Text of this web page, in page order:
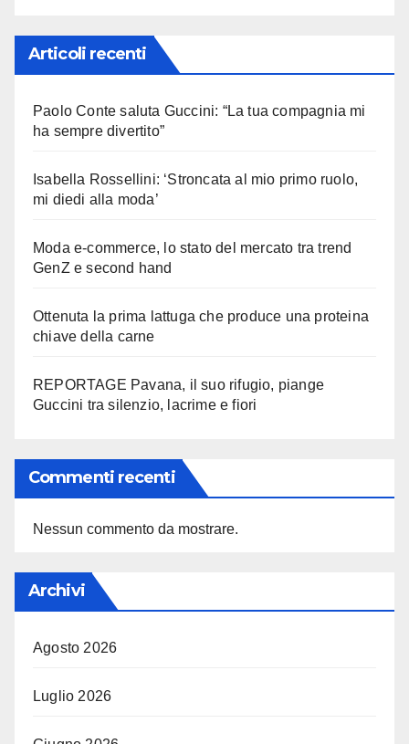
Articoli recenti
Paolo Conte saluta Guccini: “La tua compagnia mi
ha sempre divertito”
Isabella Rossellini: ‘Stroncata al mio primo ruolo,
mi diedi alla moda’
Moda e-commerce, lo stato del mercato tra trend
GenZ e second hand
Ottenuta la prima lattuga che produce una proteina
chiave della carne
REPORTAGE Pavana, il suo rifugio, piange
Guccini tra silenzio, lacrime e fiori
Commenti recenti
Nessun commento da mostrare.
Archivi
Agosto 2026
Luglio 2026